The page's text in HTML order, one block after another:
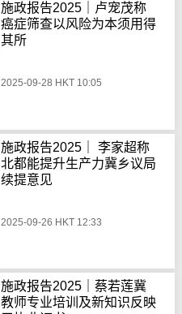
施政报告2025｜卢宠茂称
癌症筛查以风险为本须用得
其所
2025-09-28 HKT 10:05
施政报告2025｜ 李家超称
北都能提升生产力冀乡议局
续提意见
2025-09-26 HKT 12:33
施政报告2025｜蔡若莲冀
教师专业培训及新知识反映